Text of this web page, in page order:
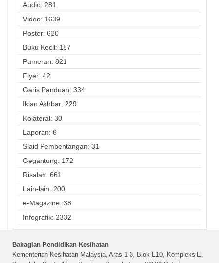
Audio: 281
Video: 1639
Poster: 620
Buku Kecil: 187
Pameran: 821
Flyer: 42
Garis Panduan: 334
Iklan Akhbar: 229
Kolateral: 30
Laporan: 6
Slaid Pembentangan: 31
Gegantung: 172
Risalah: 661
Lain-lain: 200
e-Magazine: 38
Infografik: 2332
Bahagian Pendidikan Kesihatan
Kementerian Kesihatan Malaysia, Aras 1-3, Blok E10, Kompleks E,